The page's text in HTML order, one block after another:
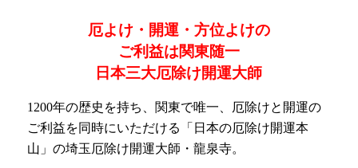
厄よけ・開運・方位よけの
ご利益は関東随一
日本三大厄除け開運大師
1200年の歴史を持ち、関東で唯一、厄除けと開運の
ご利益を同時にいただける「日本の厄除け開運本
山」の埼玉厄除け開運大師・龍泉寺。